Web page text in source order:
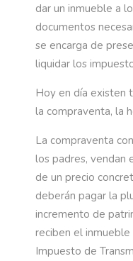
dar un inmueble a
documentos
se encarga de
liquidar los
Hoy en día existen
la compraventa, la
La compraventa
los padres, vendan
de un precio
deberán pagar la
incremento de
reciben el
Impuesto de